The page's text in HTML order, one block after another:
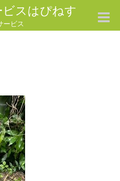
スはぴねす
ービス
Toggle